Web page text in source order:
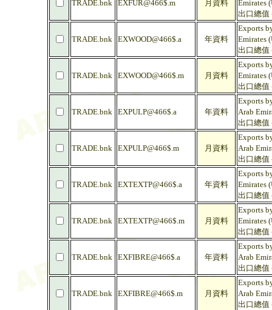
TRADE.bnk EXFUR@466$.m 月資料
Emirates
出口總值
TRADE.bnk EXWOOD@466$.a 年資料
Exports
Emirates
出口總值
TRADE.bnk EXWOOD@466$.m 月資料
Exports
Emirates
出口總值
TRADE.bnk EXPULP@466$.a 年資料
Exports
Arab
出口總值
TRADE.bnk EXPULP@466$.m 月資料
Exports
Arab
出口總值
TRADE.bnk EXTEXTP@466$.a 年資料
Exports
Emirates
出口總值
TRADE.bnk EXTEXTP@466$.m 月資料
Exports
Emirates
出口總值
TRADE.bnk EXFIBRE@466$.a 年資料
Exports
Arab
出口總值
TRADE.bnk EXFIBRE@466$.m 月資料
Exports
Arab
出口總值